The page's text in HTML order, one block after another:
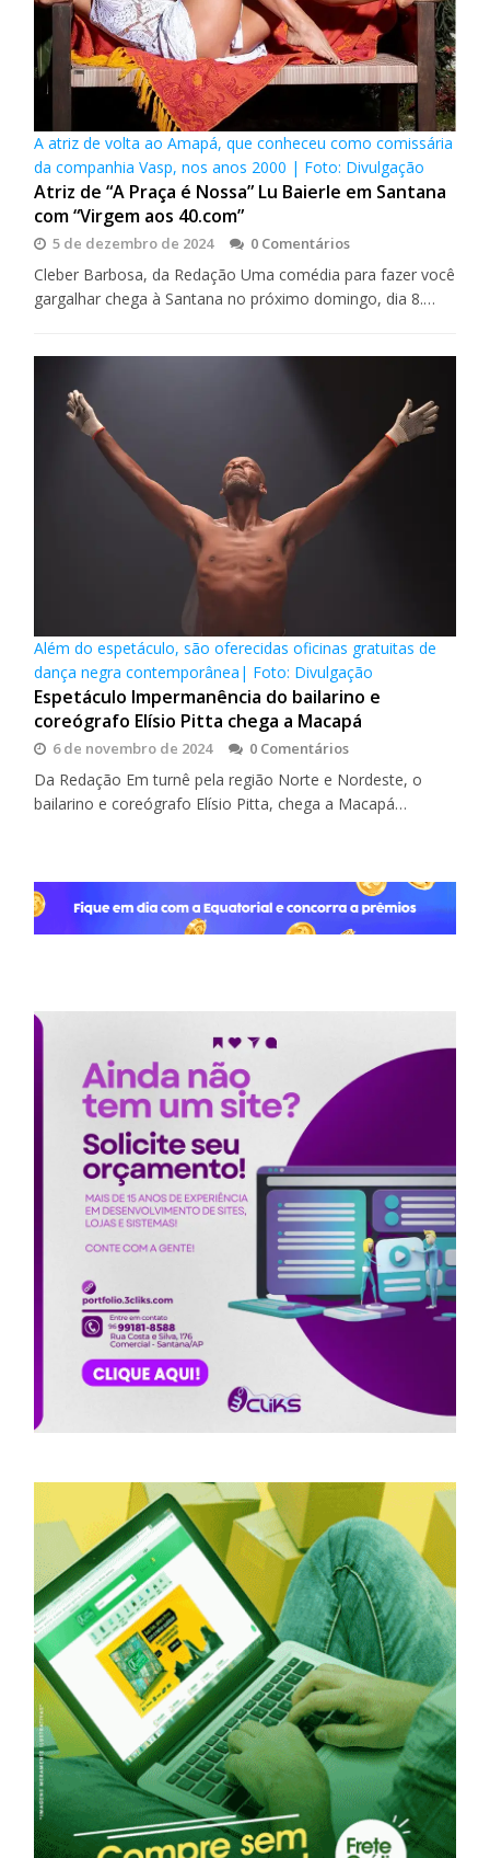
A atriz de volta ao Amapá, que conheceu como comissária
da companhia Vasp, nos anos 2000 | Foto: Divulgação
Atriz de “A Praça é Nossa” Lu Baierle em Santana
com “Virgem aos 40.com”
5 de dezembro de 2024 0 Comentários
Cleber Barbosa, da Redação Uma comédia para fazer você
gargalhar chega à Santana no próximo domingo, dia 8.…
Além do espetáculo, são oferecidas oficinas gratuitas de
dança negra contemporânea| Foto: Divulgação
Espetáculo Impermanência do bailarino e
coreógrafo Elísio Pitta chega a Macapá
6 de novembro de 2024 0 Comentários
Da Redação Em turnê pela região Norte e Nordeste, o
bailarino e coreógrafo Elísio Pitta, chega a Macapá…